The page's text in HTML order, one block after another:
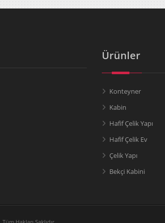
Ürünler
Konteyner
Kabin
Hafif Çelik Yapı
Hafif Çelik Ev
Çelik Yapı
Bekçi Kabini